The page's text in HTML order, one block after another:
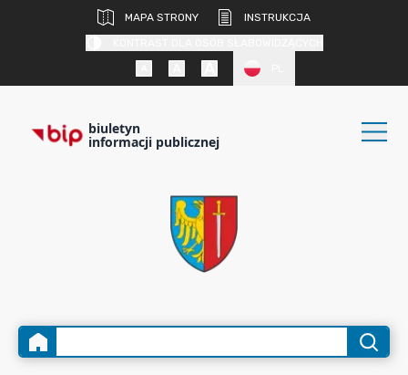
MAPA STRONY
INSTRUKCJA
biuletyn
informacji publicznej